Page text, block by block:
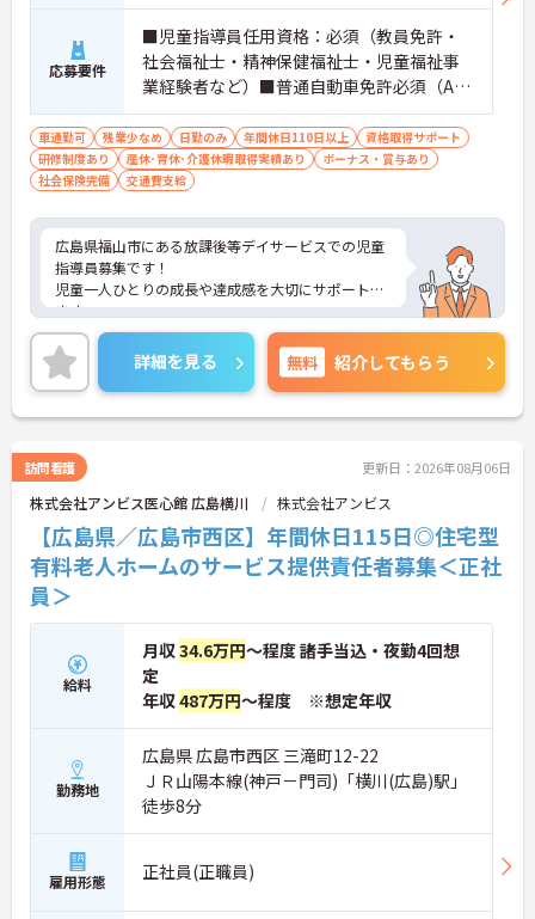
応募要件
■児童指導員任用資格：必須（教員免許・
社会福祉士・精神保健福祉士・児童福祉事
業経験者など）■普通自動車免許必須（AT
限定可） ■経験不問 ■社会福祉学・心理
学・教育学・社会学のいずれかの学科を卒
業
車通勤可 残業少なめ 日勤のみ 年間休日110日以上
資格取得サポート
研修制度あり
産休･育休･介護休暇取得実績あり
ボーナス・賞与あり
社会保険完備
交通費支給
広島県福山市にある放課後等デイサービスでの児童
指導員募集です！
児童一人ひとりの成長や達成感を大切にサポートし
ます。
賞与・昇給実績あり、ワークライフバランスも良好
です。
地域に根ざした福祉グループが母体で、中途入社の
方も安心してスタートできます。ご興味がある方
は、ご面接のポイントをお伝えしますので、お気軽
詳細を見る 無料 紹介してもらう
訪問看護 更新日：2026年08月06日
株式会社アンビス医心館 広島横川 株式会社アンビス
【広島県／広島市西区】年間休日115日◎住宅型
有料老人ホームのサービス提供責任者募集＜正社
員＞
給料
月収34.6万円～程度 諸手当込・夜勤4回想
定
年収487万円～程度 ※想定年収
勤務地
広島県 広島市西区 三滝町12-22
ＪＲ山陽本線(神戸－門司)「横川(広島)駅」
徒歩8分
雇用形態 正社員(正職員)